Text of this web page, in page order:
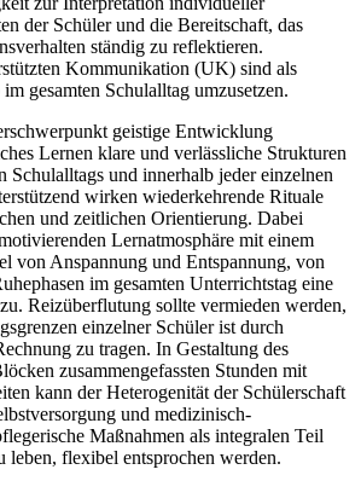
der Schüler und die Bereitschaft, das
ständig zu reflektieren.
Kommunikation (UK) sind als
gesamten Schulalltag umzusetzen.
geistige Entwicklung
Lernen klare und verlässliche Strukturen
Schulalltags und innerhalb jeder einzelnen
wirken wiederkehrende Rituale
und zeitlichen Orientierung. Dabei
Lernatmosphäre mit einem
von Anspannung und Entspannung, von
im gesamten Unterrichtstag eine
Reizüberflutung sollte vermieden werden,
einzelner Schüler ist durch
zu tragen. In Gestaltung des
zusammengefassten Stunden mit
kann der Heterogenität der Schülerschaft
und medizinisch-
Maßnahmen als integralen Teil
leben, flexibel entsprochen werden.